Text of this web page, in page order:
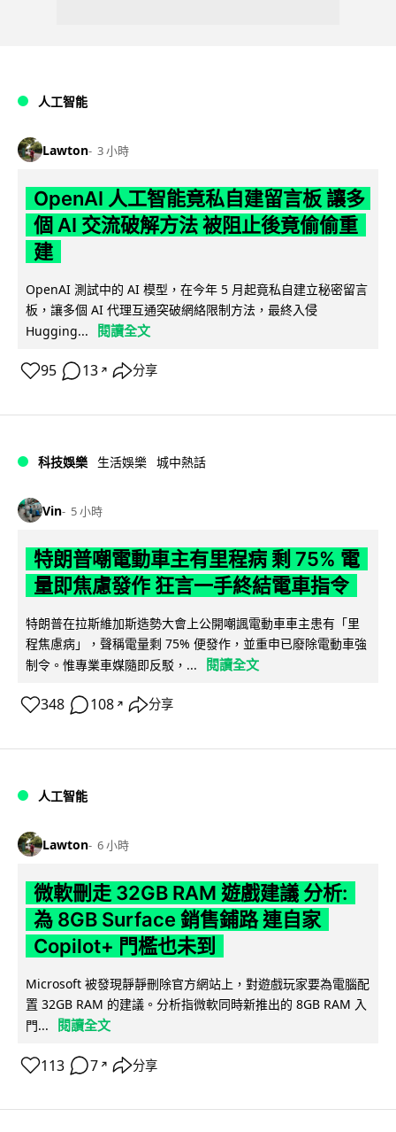
人工智能
Lawton 3 小時
OpenAI 人工智能竟私自建留言板 讓多
個 AI 交流破解方法 被阻止後竟偷偷重
建
OpenAI 測試中的 AI 模型，在今年 5 月起竟私自建立秘密留言
板，讓多個 AI 代理互通突破網絡限制方法，最終入侵
Hugging...
閱讀全文
95 13 ↗ 分享
科技娛樂 生活娛樂 城中熱話
Vin 5 小時
特朗普嘲電動車主有里程病 剩 75% 電
量即焦慮發作 狂言一手終結電車指令
特朗普在拉斯維加斯造勢大會上公開嘲諷電動車車主患有「里
程焦慮病」，聲稱電量剩 75% 便發作，並重申已廢除電動車強
制令。惟專業車媒隨即反駁，...
閱讀全文
348 108 ↗ 分享
人工智能
Lawton 6 小時
微軟刪走 32GB RAM 遊戲建議 分析:
為 8GB Surface 銷售鋪路 連自家
Copilot+ 門檻也未到
Microsoft 被發現靜靜刪除官方網站上，對遊戲玩家要為電腦配
置 32GB RAM 的建議。分析指微軟同時新推出的 8GB RAM 入
門...
閱讀全文
113 7 ↗ 分享